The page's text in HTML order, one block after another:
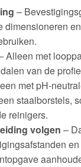
–
dimensioneren
Alleen met
van de
met pH-
staalborstels,
reinigers.
volgen –